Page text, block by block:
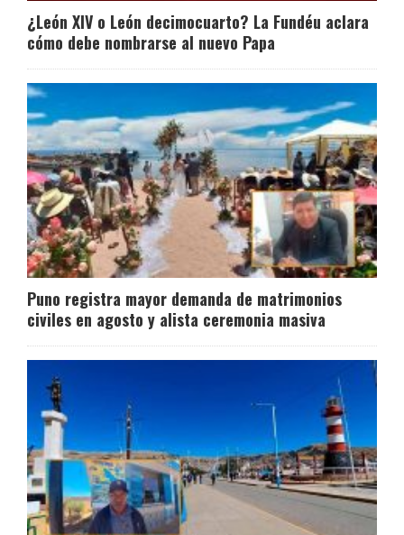
¿León XIV o León decimocuarto? La Fundéu aclara
cómo debe nombrarse al nuevo Papa
Puno registra mayor demanda de matrimonios
civiles en agosto y alista ceremonia masiva